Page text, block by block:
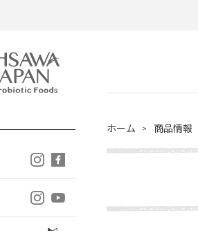
ホーム 商品情報